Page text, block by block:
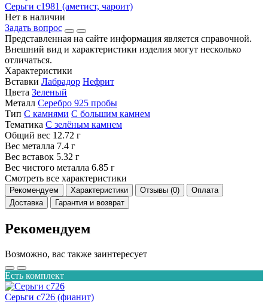
Серьги с1981 (аметист, чароит)
Нет в наличии
Задать вопрос
Представленная на сайте информация является справочной.
Внешний вид и характеристики изделия могут несколько
отличаться.
Характеристики
Вставки Лабрадор Нефрит
Цвета Зеленый
Металл Серебро 925 пробы
Тип С камнями С большим камнем
Тематика С зелёным камнем
Общий вес 12.72 г
Вес металла 7.4 г
Вес вставок 5.32 г
Вес чистого металла 6.85 г
Смотреть все характеристики
Рекомендуем Характеристики Отзывы (0)
Оплата
Доставка
Гарантия и возврат
Рекомендуем
Возможно, вас также заинтересует
Есть комплект
Серьги с726 (фианит)